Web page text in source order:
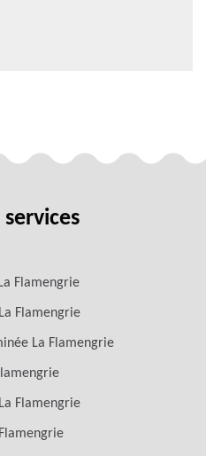
Flamengrie
Flamengrie
La Flamengrie
Flamengrie